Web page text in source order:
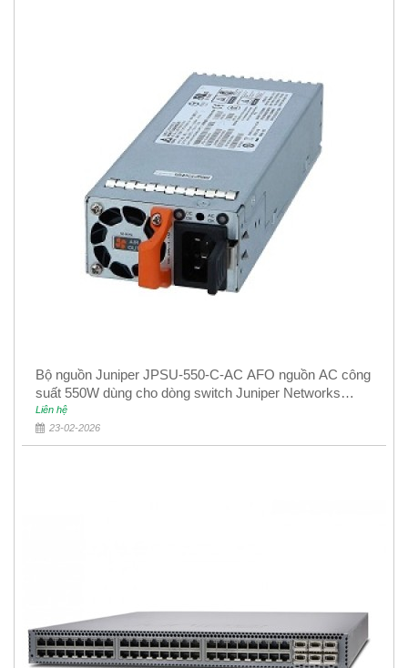
Bộ nguồn Juniper JPSU-550-C-AC AFO nguồn AC công
suất 550W dùng cho dòng switch Juniper Networks
EX4400
Liên hệ
23-02-2026